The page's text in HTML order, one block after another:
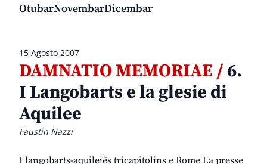
15 Agosto 2007
DAMNATIO MEMORIAE /6.
I Langobarts e la glesie di
Aquilee
Faustin Nazzi
I langobarts-aquileiês tricapitolins e Rome La presse
OtubarNovembarDicembar